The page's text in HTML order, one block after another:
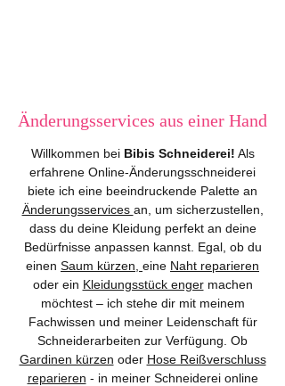
Änderungsservices aus einer Hand
Willkommen bei Bibis Schneiderei! Als
erfahrene Online-Änderungsschneiderei
biete ich eine beeindruckende Palette an
Änderungsservices an, um sicherzustellen,
dass du deine Kleidung perfekt an deine
Bedürfnisse anpassen kannst. Egal, ob du
einen Saum kürzen, eine Naht reparieren
oder ein Kleidungsstück engermachen
möchtest – ich stehe dir mit meinem
Fachwissen und meiner Leidenschaft für
Schneiderarbeiten zur Verfügung. Ob
Gardinen kürzen oder Hose Reißverschluss
reparieren - in meiner Schneiderei online